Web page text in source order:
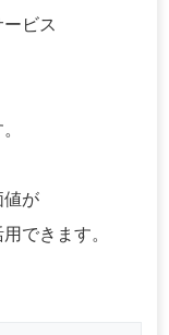
ビス
値が
できます。